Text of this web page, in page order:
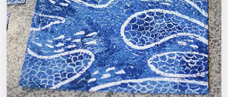
Города
Площадки
Артисты
Рейтинги